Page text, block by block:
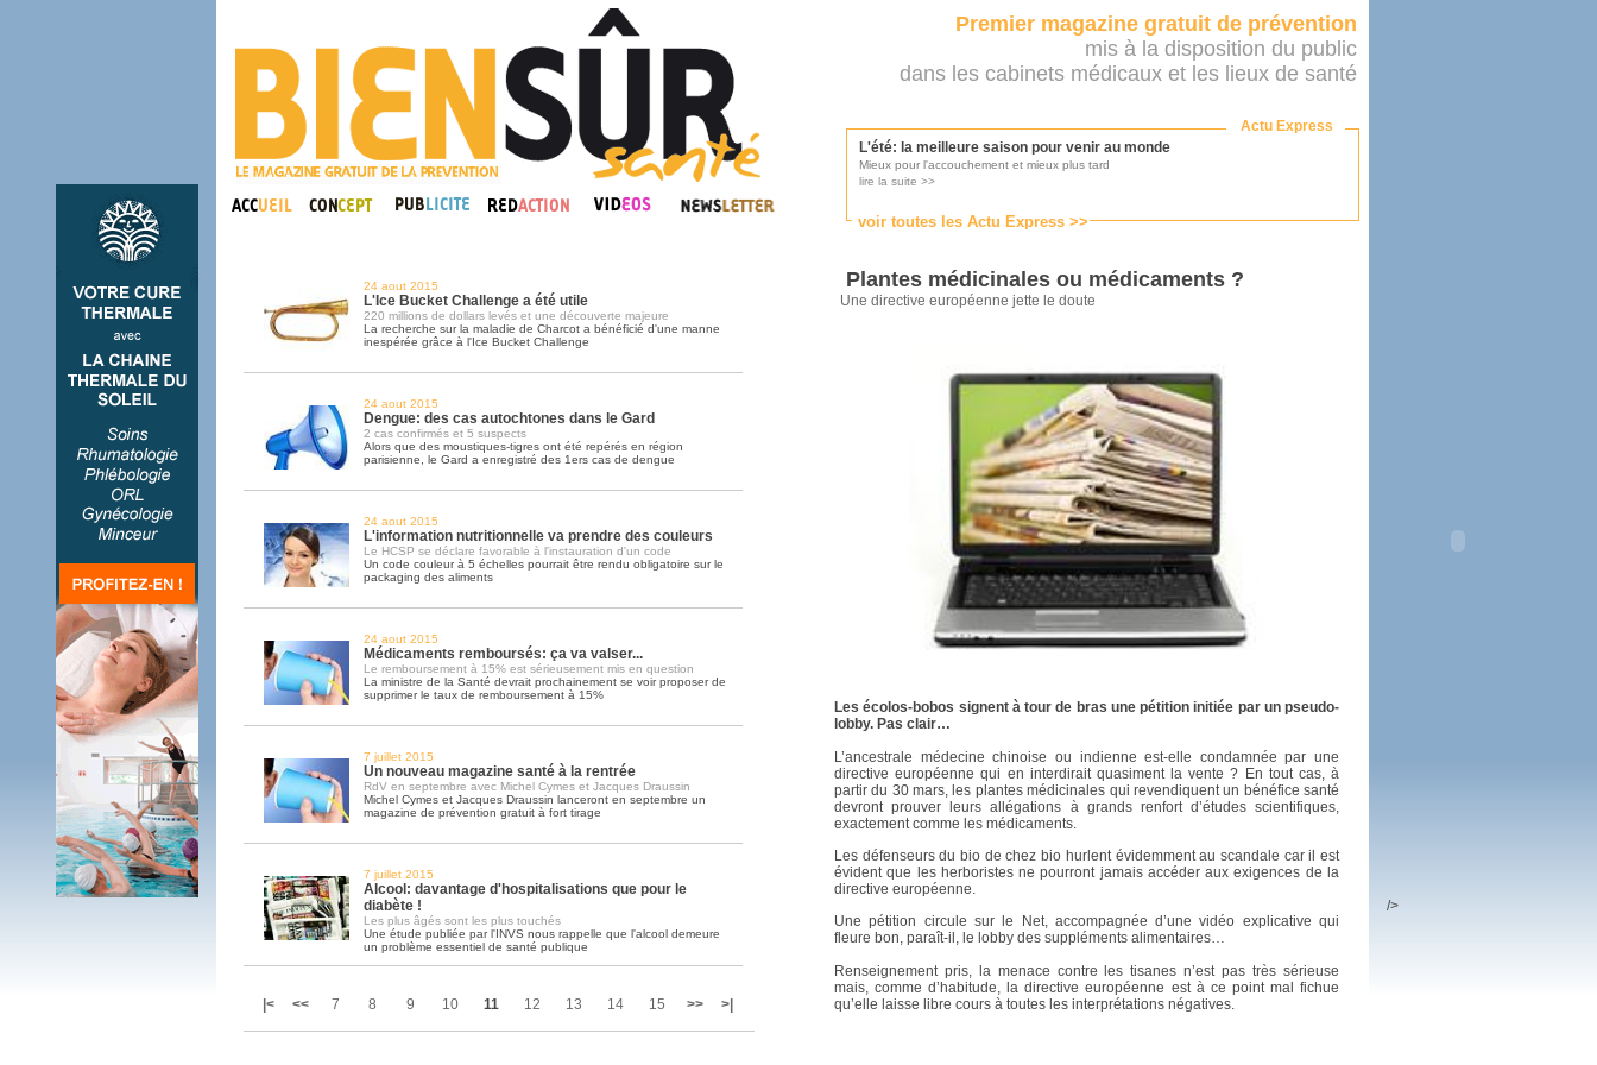
Premier magazine gratuit de prévention
mis à la disposition du public
dans les cabinets médicaux et les lieux de santé
Actu Express
voir toutes les Actu Express >>
L'été: la meilleure saison pour venir au monde
Mieux pour l'accouchement et mieux plus tard
lire la suite >>
Consultés par l'Ordre des médecins, pas par le ministère...
lire la suite >>
La pub au service des praticiens?
DMP, l'Arlésienne va devenir réalité
Déploiement prévu au 4ème trimestre 2016
Soins palliatifs: 40 millions de plus en 2016
La journée mondiale des soins palliatifs n'a pas été inutile
24 aout 2015
L'Ice Bucket Challenge a été utile
220 millions de dollars levés et une découverte majeure
La recherche sur la maladie de Charcot a bénéficié d'une manne
inespérée grâce à l'Ice Bucket Challenge
24 aout 2015
Dengue: des cas autochtones dans le Gard
2 cas confirmés et 5 suspects
Alors que des moustiques-tigres ont été repérés en région
parisienne, le Gard a enregistré des 1ers cas de dengue
24 aout 2015
L'information nutritionnelle va prendre des couleurs
Le HCSP se déclare favorable à l'instauration d'un code
Un code couleur à 5 échelles pourrait être rendu obligatoire sur le
packaging des aliments
24 aout 2015
Médicaments remboursés: ça va valser...
Le remboursement à 15% est sérieusement mis en question
La ministre de la Santé devrait prochainement se voir proposer de
supprimer le taux de remboursement à 15%
7 juillet 2015
Un nouveau magazine santé à la rentrée
RdV en septembre avec Michel Cymes et Jacques Draussin
Michel Cymes et Jacques Draussin lanceront en septembre un
magazine de prévention gratuit à fort tirage
7 juillet 2015
Alcool: davantage d'hospitalisations que pour le
diabète !
Les plus âgés sont les plus touchés
Une étude publiée par l'INVS nous rappelle que l'alcool demeure
un problème essentiel de santé publique
|< << 7 8 9 10 11 12 13 14 15 >> >|
Plantes médicinales ou médicaments ?
Une directive européenne jette le doute
Les écolos-bobos signent à tour de bras une pétition initiée par un pseudo-
lobby. Pas clair…
L’ancestrale médecine chinoise ou indienne est-elle condamnée par une
directive européenne qui en interdirait quasiment la vente ? En tout cas, à
partir du 30 mars, les plantes médicinales qui revendiquent un bénéfice santé
devront prouver leurs allégations à grands renfort d’études scientifiques,
exactement comme les médicaments.
Les défenseurs du bio de chez bio hurlent évidemment au scandale car il est
évident que les herboristes ne pourront jamais accéder aux exigences de la
directive européenne.
Une pétition circule sur le Net, accompagnée d’une vidéo explicative qui
fleure bon, paraît-il, le lobby des suppléments alimentaires…
Renseignement pris, la menace contre les tisanes n’est pas très sérieuse
mais, comme d’habitude, la directive européenne est à ce point mal fichue
qu’elle laisse libre cours à toutes les interprétations négatives.
/>